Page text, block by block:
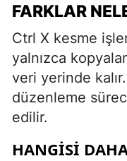
FARKLAR
Ctrl X kesme
yalnızca
veri yerinde
düzenleme
edilir.
HANGISI